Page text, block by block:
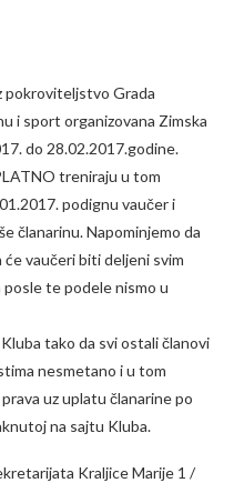
pokroviteljstvo Grada
i sport organizovana Zimska
do 28.02.2017.godine.
treniraju u tom
podignu vaučer i
članarinu. Napominjemo da
vaučeri biti deljeni svim
te podele nismo u
tako da svi ostali članovi
nesmetano i u tom
uz uplatu članarine po
na sajtu Kluba.
Kraljice Marije 1 /